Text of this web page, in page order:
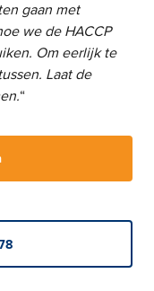
gaan met
we de HACCP
Om eerlijk te
Laat de
“